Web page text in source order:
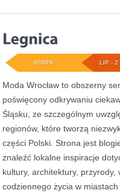
LIP - 2
ADMIN
Moda Wrocław to obszerny
poświęcony odkrywaniu
Śląsku, ze szczególnym
regionów, które tworzą
części Polski. Strona jest
znaleźć lokalne inspiracje
kultury, architektury,
codziennego życia w